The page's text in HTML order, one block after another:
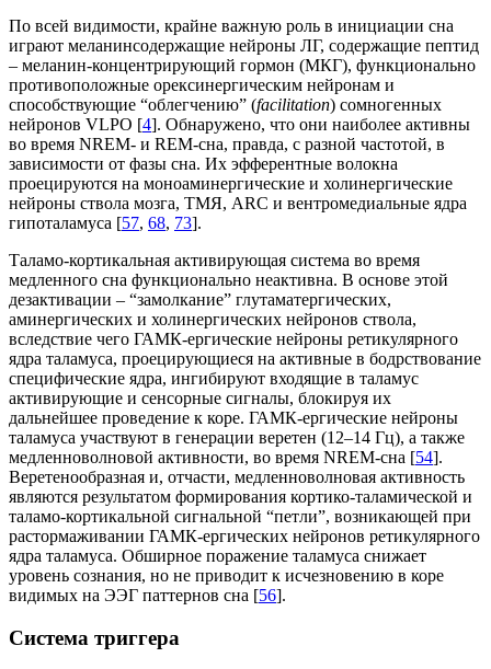
По всей видимости, крайне важную роль в инициации сна
играют меланинсодержащие нейроны ЛГ, содержащие пептид
– меланин-концентрирующий гормон (МКГ), функционально
противоположные орексинергическим нейронам и
способствующие “облегчению” (facilitation) сомногенных
нейронов VLPO [4]. Обнаружено, что они наиболее активны
во время NREM- и REM-сна, правда, с разной частотой, в
зависимости от фазы сна. Их эфферентные волокна
проецируются на моноаминергические и холинергические
нейроны ствола мозга, ТМЯ, ARC и вентромедиальные ядра
гипоталамуса [57, 68, 73].
Таламо-кортикальная активирующая система во время
медленного сна функционально неактивна. В основе этой
дезактивации – “замолкание” глутаматергических,
аминергических и холинергических нейронов ствола,
вследствие чего ГАМК-ергические нейроны ретикулярного
ядра таламуса, проецирующиеся на активные в бодрствование
специфические ядра, ингибируют входящие в таламус
активирующие и сенсорные сигналы, блокируя их
дальнейшее проведение к коре. ГАМК-ергические нейроны
таламуса участвуют в генерации веретен (12–14 Гц), а также
медленноволновой активности, во время NREM-сна [54].
Веретенообразная и, отчасти, медленноволновая активность
являются результатом формирования кортико-таламической и
таламо-кортикальной сигнальной “петли”, возникающей при
растормаживании ГАМК-ергических нейронов ретикулярного
ядра таламуса. Обширное поражение таламуса снижает
уровень сознания, но не приводит к исчезновению в коре
видимых на ЭЭГ паттернов сна [56].
Система триггера